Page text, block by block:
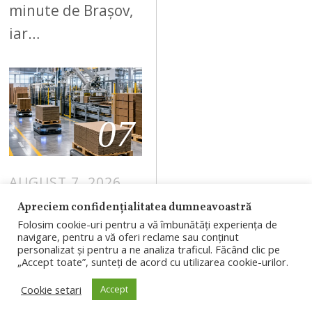
minute de Brașov,
iar…
07
AUGUST 7, 2026
U
G
U
S
T
7
Rondocarton,
compania cu
fabrică la
Apahida, trece
la roboți pentru
Apreciem confidențialitatea dumneavoastră
Folosim cookie-uri pentru a vă îmbunătăți experiența de
navigare, pentru a vă oferi reclame sau conținut
personalizat și pentru a ne analiza traficul. Făcând clic pe
„Accept toate”, sunteți de acord cu utilizarea cookie-urilor.
Cookie setari
Accept